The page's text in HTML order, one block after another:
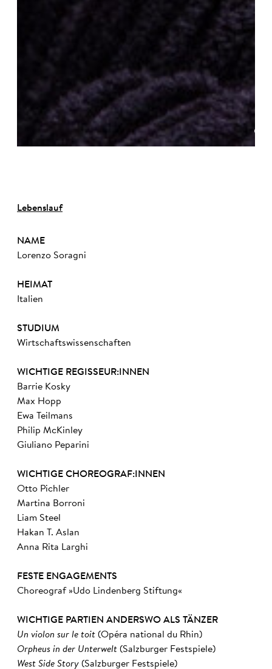
©
Lebenslauf
NAME
Lorenzo Soragni
HEIMAT
Italien
STUDIUM
Wirtschaftswissenschaften
WICHTIGE REGISSEUR:INNEN
Barrie Kosky
Max Hopp
Ewa Teilmans
Philip McKinley
Giuliano Peparini
WICHTIGE CHOREOGRAF:INNEN
Otto Pichler
Martina Borroni
Liam Steel
Hakan T. Aslan
Anna Rita Larghi
FESTE ENGAGEMENTS
Choreograf »Udo Lindenberg Stiftung«
WICHTIGE PARTIEN ANDERSWO ALS TÄNZER
Un violon sur le toit (Opéra national du Rhin)
Orpheus in der Unterwelt (Salzburger Festspiele)
West Side Story (Salzburger Festspiele)